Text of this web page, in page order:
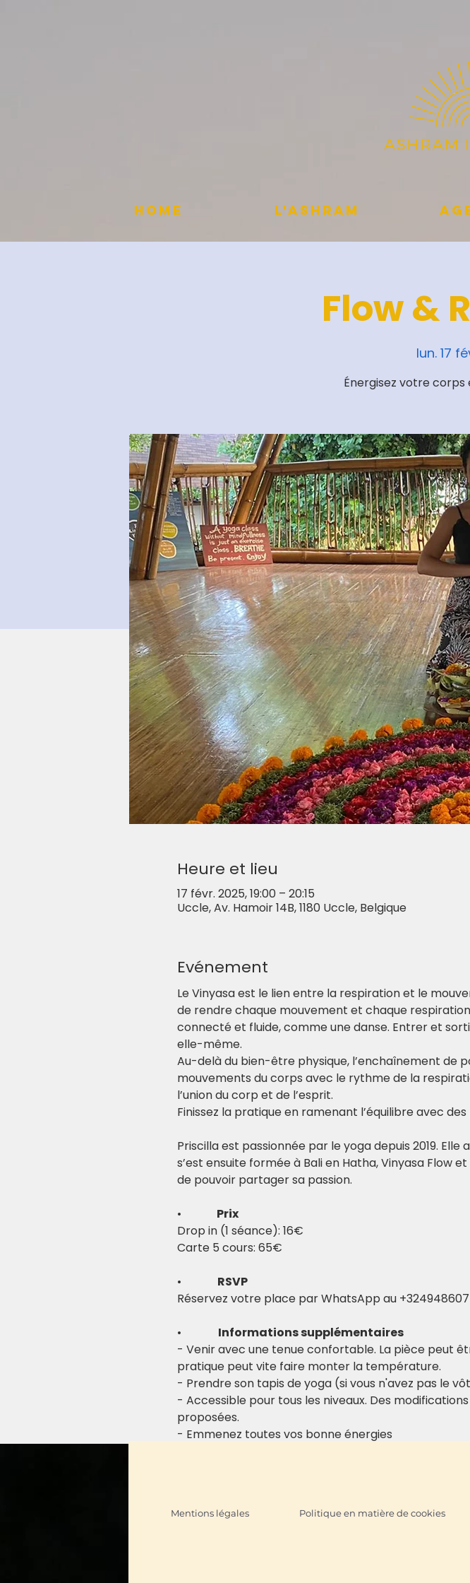
HOME L'Ashram
Flow &
lun. 17
Énergisez votre corps
Heure et lieu
17 févr. 2025, 19:00 – 20:15
Uccle, Av. Hamoir 14B, 1180 Uccle, Belgique
Evénement
Le Vinyasa est le lien entre la respiration et le
de rendre chaque mouvement et chaque
connecté et fluide, comme une danse. Entrer et
elle-même.
Au-delà du bien-être physique, l’enchaînement de
mouvements du corps avec le rythme de la
l’union du corp et de l’esprit.
Finissez la pratique en ramenant l’équilibre avec
Priscilla est passionnée par le yoga depuis 2019.
s’est ensuite formée à Bali en Hatha, Vinyasa Flow
de pouvoir partager sa passion.
•
Prix
Drop in (1 séance): 16€
Carte 5 cours: 65€
•
RSVP
Réservez votre place par WhatsApp au
• Informations supplémentaires
- Venir avec une tenue confortable. La pièce peut
pratique peut vite faire monter la température.
- Prendre son tapis de yoga (si vous n'avez pas le
- Accessible pour tous les niveaux. Des
proposées.
- Emmenez toutes vos bonne énergies
Mentions légales Politique en matière de cookies